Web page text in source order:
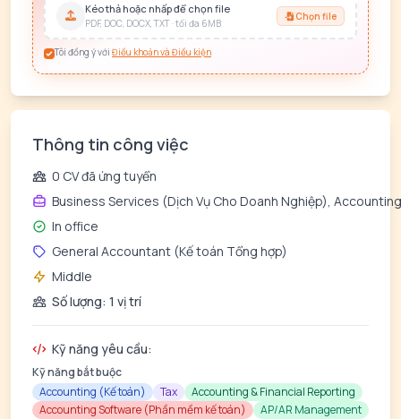
Kéo thả hoặc nhấp để chọn file
PDF, DOC, DOCX, TXT · tối đa 6MB
Chọn file
Tôi đồng ý với Điều khoản và Điều kiện
Thông tin công việc
0 CV đã ứng tuyển
Business Services (Dịch Vụ Cho Doanh Nghiệp), Accounting
In office
General Accountant (Kế toán Tổng hợp)
Middle
Số lượng: 1 vị trí
Kỹ năng yêu cầu:
Kỹ năng bắt buộc
Accounting (Kế toán)
Tax
Accounting & Financial Reporting
Accounting Software (Phần mềm kế toán)
AP/AR Management